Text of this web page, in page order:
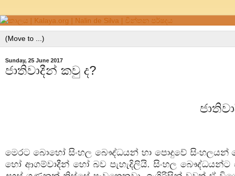
Sunday, 25 June 2017
ජාතිවාදීන් කවු ද?
මෙරට බොහෝ සිංහල බෞද්ධයන් හා පොදුවේ සිංහලයන්
හෝ ආගම්වාදීන් හෝ බව පැහැදිලියි. සිංහල